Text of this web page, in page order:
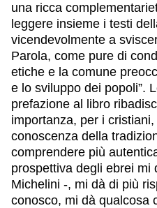
una ricca
leggere insieme i testi
vicendevolmente a
Parola, come pure di
etiche e la comune
e lo sviluppo dei popoli”.
prefazione al libro
importanza, per i
conoscenza della
comprendere più
prospettiva degli ebrei mi
Michelini -, mi dà di più
conosco, mi dà qualcosa